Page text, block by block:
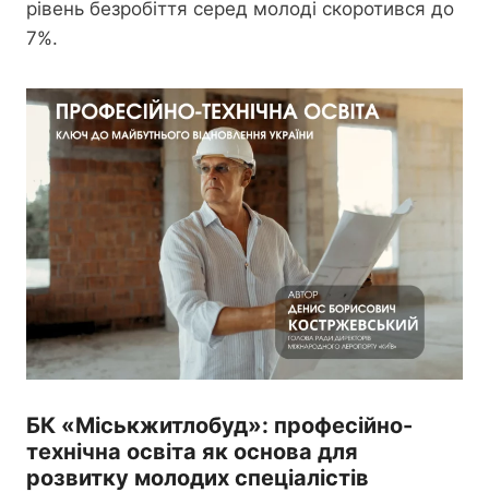
рівень безробіття серед молоді скоротився до
7%.
БК «Міськжитлобуд»: професійно-
технічна освіта як основа для
розвитку молодих спеціалістів